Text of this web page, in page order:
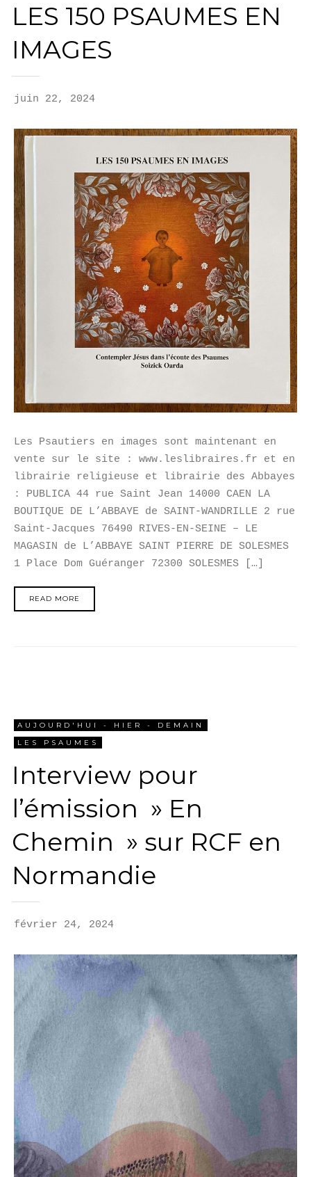
LES 150 PSAUMES EN
IMAGES
juin 22, 2024
Les Psautiers en images sont maintenant en
vente sur le site : www.leslibraires.fr et en
librairie religieuse et librairie des Abbayes
: PUBLICA 44 rue Saint Jean 14000 CAEN LA
BOUTIQUE DE L’ABBAYE de SAINT-WANDRILLE 2 rue
Saint-Jacques 76490 RIVES-EN-SEINE – LE
MAGASIN de L’ABBAYE SAINT PIERRE DE SOLESMES
1 Place Dom Guéranger 72300 SOLESMES […]
READ MORE
AUJOURD'HUI - HIER - DEMAIN
LES PSAUMES
Interview pour
l’émission » En
Chemin » sur RCF en
Normandie
février 24, 2024